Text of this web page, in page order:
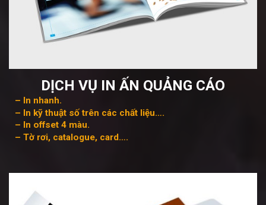
DỊCH VỤ IN ẤN QUẢNG CÁO
– In nhanh.
– In kỹ thuật số trên các chất liệu….
– In offset 4 màu.
– Tờ rơi, catalogue, card….